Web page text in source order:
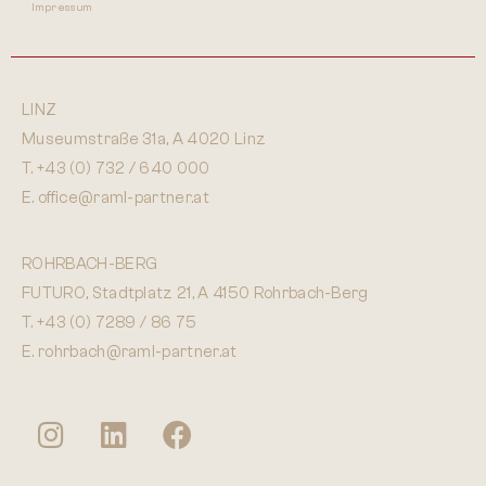
von Stb Andreas Karlinger, Steuerberater bei Raml und
09:30 Gemütlicher Ausklang bei einem gemeinsamen
Frühstück
Impressum
LINZ
Museumstraße 31a, A 4020 Linz
T. +43 (0) 732 / 640 000
E. office@raml-partner.at
ROHRBACH-BERG
FUTURO, Stadtplatz 21, A 4150 Rohrbach-Berg
T. +43 (0) 7289 / 86 75
E. rohrbach@raml-partner.at